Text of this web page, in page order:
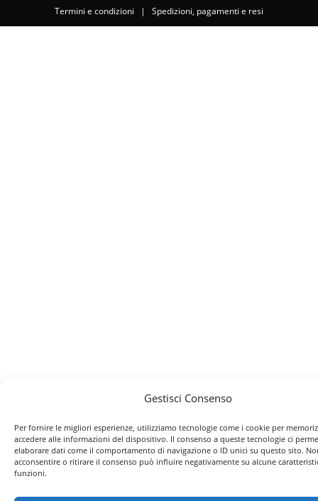
Gestisci Consenso
Per fornire le migliori esperienze, utilizziamo tecnologie come i cookie per
accedere alle informazioni del dispositivo. Il consenso a queste tecnologie ci
elaborare dati come il comportamento di navigazione o ID unici su questo sito.
acconsentire o ritirare il consenso può influire negativamente su alcune
funzioni.
Termini e condizioni | Spedizioni, pagamenti e resi